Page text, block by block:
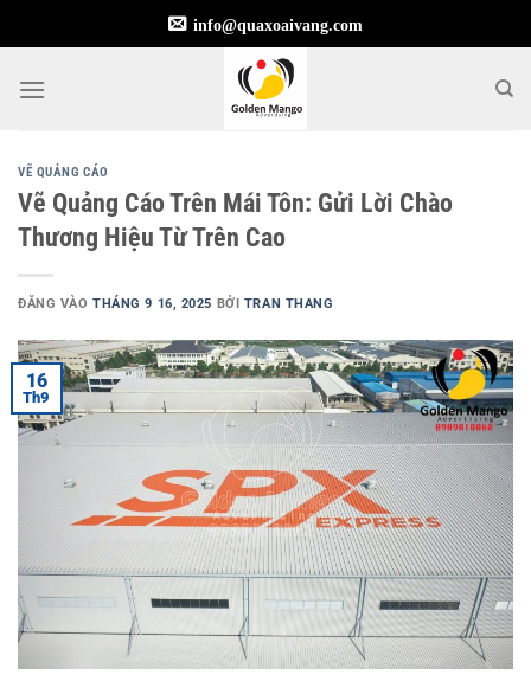
qua
dung
info@quaxoaivang.com
VẼ QUẢNG CÁO
Vẽ Quảng Cáo Trên Mái Tôn: Gửi Lời Chào
Thương Hiệu Từ Trên Cao
ĐĂNG VÀOTHÁNG 9 16, 2025 BỞI TRAN THANG
16
Th9